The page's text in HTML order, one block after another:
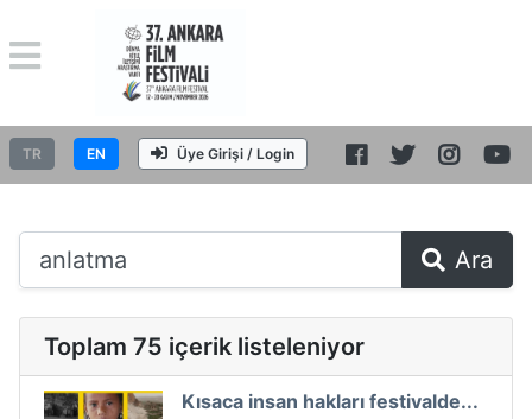
TR EN Üye Girişi / Login
Ara
Toplam 75 içerik listeleniyor
Kısaca insan hakları festivalde...